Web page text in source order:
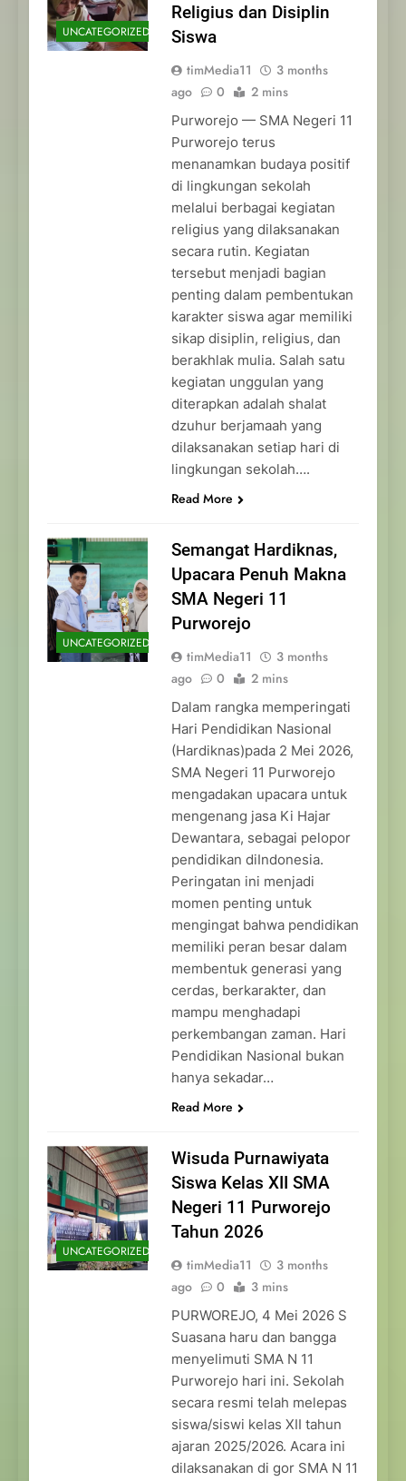
UNCATEGORIZED
Religius dan Disiplin
Siswa
timMedia11
3 months
ago
0 2 mins
Purworejo — SMA Negeri 11
Purworejo terus
menanamkan budaya positif
di lingkungan sekolah
melalui berbagai kegiatan
religius yang dilaksanakan
secara rutin. Kegiatan
tersebut menjadi bagian
penting dalam pembentukan
karakter siswa agar memiliki
sikap disiplin, religius, dan
berakhlak mulia. Salah satu
kegiatan unggulan yang
diterapkan adalah shalat
dzuhur berjamaah yang
dilaksanakan setiap hari di
lingkungan sekolah….
Read More
UNCATEGORIZED
Semangat Hardiknas,
Upacara Penuh Makna
SMA Negeri 11
Purworejo
timMedia11
3 months
ago
0 2 mins
Dalam rangka memperingati
Hari Pendidikan Nasional
(Hardiknas)pada 2 Mei 2026,
SMA Negeri 11 Purworejo
mengadakan upacara untuk
mengenang jasa Ki Hajar
Dewantara, sebagai pelopor
pendidikan diIndonesia.
Peringatan ini menjadi
momen penting untuk
mengingat bahwa pendidikan
memiliki peran besar dalam
membentuk generasi yang
cerdas, berkarakter, dan
mampu menghadapi
perkembangan zaman. Hari
Pendidikan Nasional bukan
hanya sekadar…
Read More
UNCATEGORIZED
Wisuda Purnawiyata
Siswa Kelas XII SMA
Negeri 11 Purworejo
Tahun 2026
timMedia11
3 months
ago
0 3 mins
PURWOREJO, 4 Mei 2026 S
Suasana haru dan bangga
menyelimuti SMA N 11
Purworejo hari ini. Sekolah
secara resmi telah melepas
siswa/siswi kelas XII tahun
ajaran 2025/2026. Acara ini
dilaksanakan di gor SMA N 11